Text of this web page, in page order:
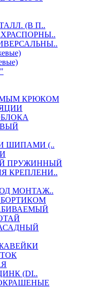
(В П..
КРЮКОМ
ШИПАМИ (..
ПРУЖИННЫЙ
КРЕПЛЕНИ..
МОНТАЖ..
БОРТИКОМ
(DI..